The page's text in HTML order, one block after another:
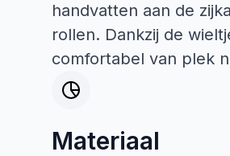
handvatten aan de
rollen. Dankzij de
comfortabel van plek
Materiaal